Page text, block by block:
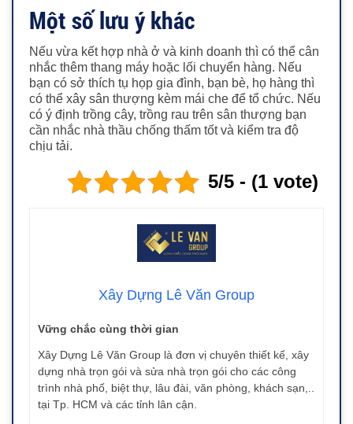
Một số lưu ý khác
Nếu vừa kết hợp nhà ở và kinh doanh thì có thể cân
nhắc thêm thang máy hoặc lối chuyển hàng. Nếu
bạn có sở thích tụ họp gia đình, bạn bè, họ hàng thì
có thể xây sân thượng kèm mái che để tổ chức. Nếu
có ý định trồng cây, trồng rau trên sân thượng bạn
cần nhắc nhà thầu chống thấm tốt và kiểm tra độ
chịu tải.
5/5 - (1 vote)
Xây Dựng Lê Văn Group
Vững chắc cùng thời gian
Xây Dựng Lê Văn Group là đơn vị chuyên thiết kế, xây
dựng nhà trọn gói và sửa nhà trọn gói cho các công
trình nhà phố, biệt thự, lâu đài, văn phòng, khách sạn,..
tại Tp. HCM và các tỉnh lân cận.